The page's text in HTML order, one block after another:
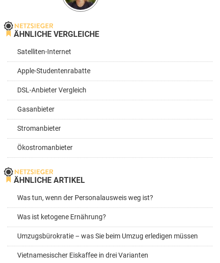
ÄHNLICHE VERGLEICHE
Satelliten-Internet
Apple-Studentenrabatte
DSL-Anbieter Vergleich
Gasanbieter
Stromanbieter
Ökostromanbieter
ÄHNLICHE ARTIKEL
Was tun, wenn der Personalausweis weg ist?
Was ist ketogene Ernährung?
Umzugsbürokratie – was Sie beim Umzug erledigen müssen
Vietnamesischer Eiskaffee in drei Varianten